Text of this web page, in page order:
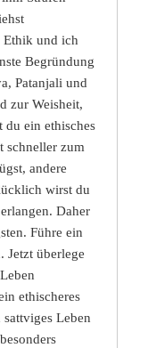
Ethik und ich
Begründung
Patanjali und
zur Weisheit,
du ein ethisches
schneller zum
andere
wirst du
Daher
Führe ein
Jetzt überlege
ethischeres
Leben